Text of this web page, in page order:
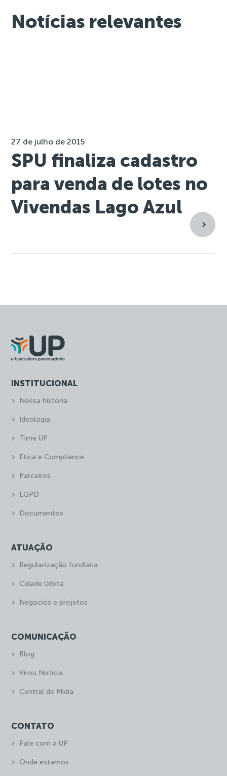
Notícias relevantes
27 de julho de 2015
SPU finaliza cadastro
para venda de lotes no
Vivendas Lago Azul
INSTITUCIONAL
Nossa história
Ideologia
Time UP
Ética e Compliance
Parceiros
LGPD
Documentos
ATUAÇÃO
Regularização fundiária
Cidade Urbitá
Negócios e projetos
COMUNICAÇÃO
Blog
Virou Notícia
Central de Mídia
CONTATO
Fale com a UP
Onde estamos